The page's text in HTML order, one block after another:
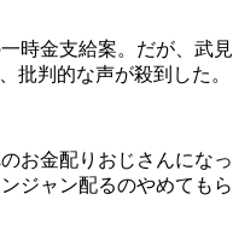
時金支給案。だが、武見
批判的な声が殺到した。
お金配りおじさんになっ
ジャン配るのやめてもら